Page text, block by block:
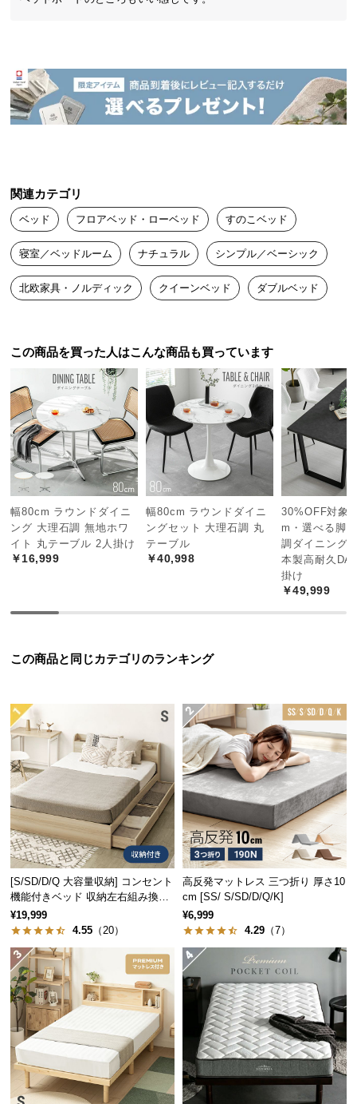
中
の
配
送
て
小
型
商
品
の
に
い
て
開
梱
サ
ー
ビ
つ
て
入
経
に
つ
い
て
返
キ
ャ
ン
セ
ル
に
つ
い
て
証
ゆったりとくつろげる北欧モダンベッド
感溢れるワイドサイズのベッドで、大人2人が寝転んでもゆったりでき
る快適な広さです。通気性に優れたすのこ板を採用し、一年を通して
心地よい睡眠を味わうことができます。
スペースを十分に確保でき、快適に眠れます。
横幅 奥行き 高さ
約146.8cm
約83.7cm
クイーンサイズ
約166.8cm
関連カテゴリ
ベッド フロアベッド・ローベッド すのこベッド
寝室／ベッドルーム ナチュラル シンプル／ベーシック
北欧家具・ノルディック クイーンベッド ダブルベッド
この商品を買った人はこんな商品も買っています
幅80cm ラウンドダイニ
ング 大理石調 無地ホワ
イト 丸テーブル 2人掛け
￥16,999
幅80cm ラウンドダイニ
ングセット 大理石調 丸
テーブル
￥40,998
30%OFF対象!
m・選べる脚
調ダイニング
本製高耐久
掛け
￥49,999
この商品と同じカテゴリのランキング
[S/SD/D/Q 大容量収納] コンセント
機能付きベッド 収納左右組み換え
可能
¥19,999
4.55 （20）
高反発マットレス 三つ折り 厚さ10
cm [SS/ S/SD/D/Q/K]
¥6,999
4.29 （7）